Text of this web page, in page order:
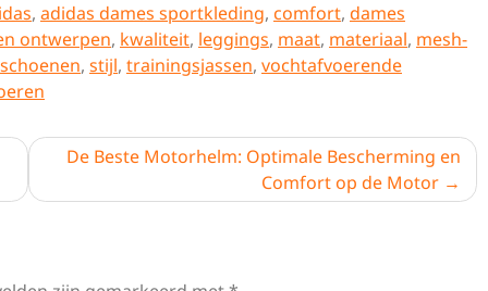
, adidas dames sportkleding, comfort, dames
ontwerpen, kwaliteit, leggings, maat, materiaal, mesh-
, stijl, trainingsjassen, vochtafvoerende
De Beste Motorhelm: Optimale Bescherming en
Comfort op de Motor